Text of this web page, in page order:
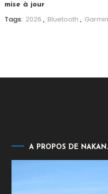
mise à jour
Tags: 2026 , Bluetooth , Garmin
A PROPOS DE